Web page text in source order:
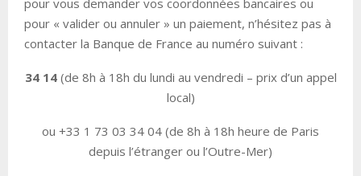
pour vous demander vos coordonnées bancaires ou
pour « valider ou annuler » un paiement, n’hésitez pas à
contacter la Banque de France au numéro suivant :
34 14(de 8h à 18h du lundi au vendredi – prix d’un appel
local)
ou +33 1 73 03 34 04 (de 8h à 18h heure de Paris
depuis l’étranger ou l’Outre-Mer)